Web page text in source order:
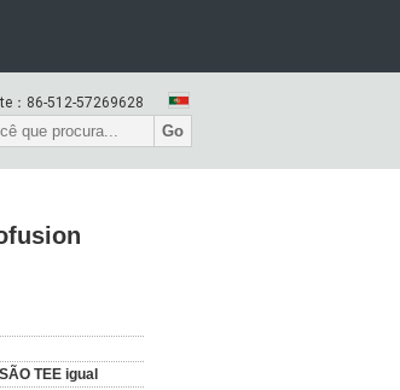
： 86-512-57269628
Go
TEE igual